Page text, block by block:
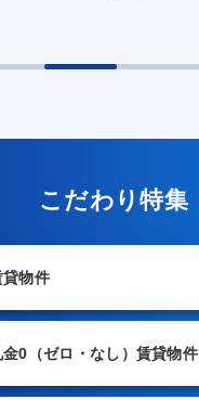
こだわり特集
貸物件
金0 （ゼロ・なし）賃貸物件